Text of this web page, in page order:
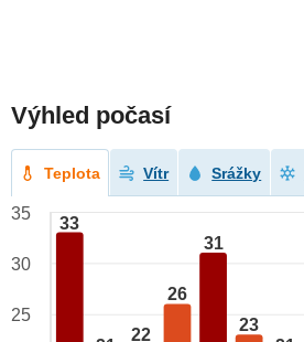
Výhled počasí
Teplota Vítr Srážky
33
22
26
31
23
35
30
25